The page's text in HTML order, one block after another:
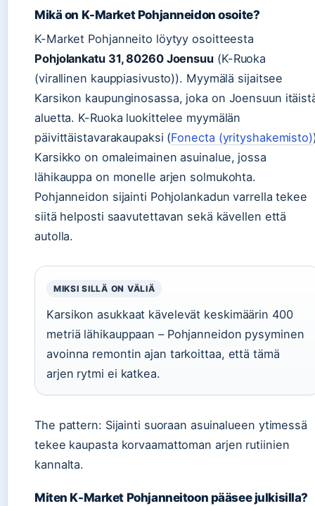
Mikä on K-Market Pohjanneidon osoite?
K-Market Pohjanneito löytyy osoitteesta
Pohjolankatu 31, 80260 Joensuu (K-Ruoka
(virallinen kauppiasivusto)). Myymälä sijaitsee
Karsikon kaupunginosassa, joka on Joensuun
aluetta. K-Ruoka luokittelee myymälän
päivittäistavarakaupaksi (Fonecta (yrityshakemisto)
Karsikko on omaleimainen asuinalue, jossa
lähikauppa on monelle arjen solmukohta.
Pohjanneidon sijainti Pohjolankadun varrella tekee
siitä helposti saavutettavan sekä kävellen että
autolla.
MIKSI SILLÄ ON VÄLIÄ
Karsikon asukkaat kävelevät keskimäärin 400
metriä lähikauppaan – Pohjanneidon pysyminen
avoinna remontin ajan tarkoittaa, että tämä
arjen rytmi ei katkea.
The pattern: Sijainti suoraan asuinalueen ytimessä
tekee kaupasta korvaamattoman arjen rutiinien
kannalta.
Miten K-Market Pohjanneitoon pääsee julkisilla?